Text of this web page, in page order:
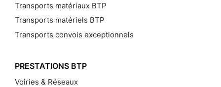
Transports matériaux BTP
Transports matériels BTP
Transports convois exceptionnels
PRESTATIONS BTP
Voiries & Réseaux